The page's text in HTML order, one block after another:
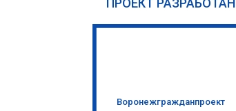
ПРОЕКТ РАЗРАБОТАН
Воронежгражданпроект